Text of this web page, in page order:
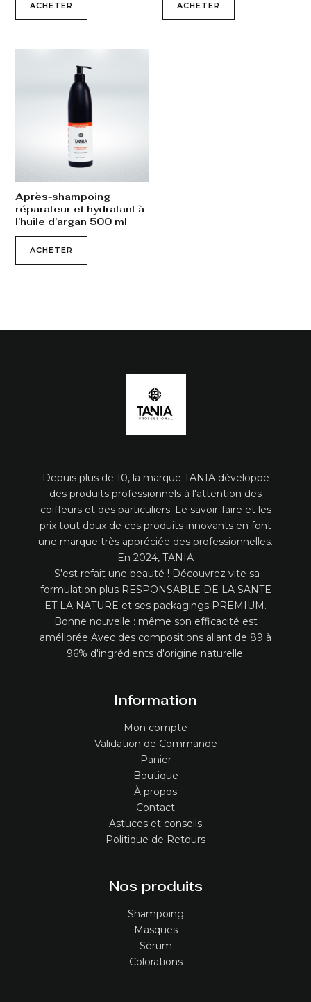
ACHETER ACHETER
Après-shampoing
réparateur et hydratant à
l’huile d’argan 500 ml
ACHETER
Depuis plus de 10, la marque TANIA développe
des produits professionnels à l'attention des
coiffeurs et des particuliers. Le savoir-faire et les
prix tout doux de ces produits innovants en font
une marque très appréciée des professionnelles.
En 2024, TANIA
S'est refait une beauté ! Découvrez vite sa
formulation plus RESPONSABLE DE LA SANTE
ET LA NATURE et ses packagings PREMIUM.
Bonne nouvelle : même son efficacité est
améliorée Avec des compositions allant de 89 à
96% d'ingrédients d'origine naturelle.
Information
Mon compte
Validation de Commande
Panier
Boutique
À propos
Contact
Astuces et conseils
Politique de Retours
Nos produits
Shampoing
Masques
Sérum
Colorations